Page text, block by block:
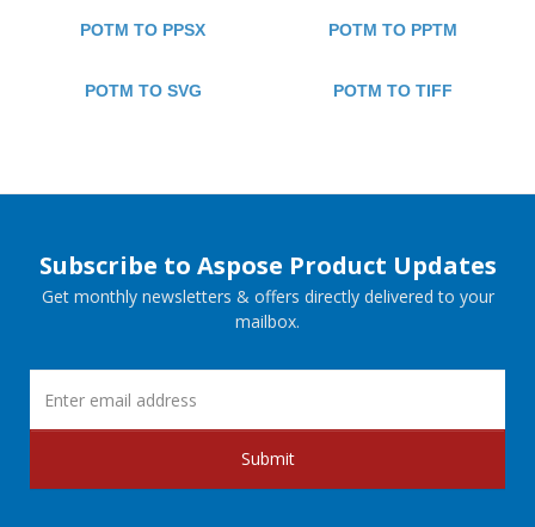
POTM TO PPSX POTM TO PPTM
POTM TO SVG POTM TO TIFF
Subscribe to Aspose Product Updates
Get monthly newsletters & offers directly delivered to your
mailbox.
Submit